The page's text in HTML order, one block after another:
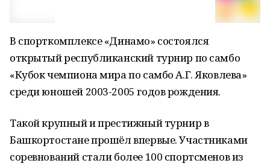
В спорткомплексе «Динамо» состоялся
открытый республиканский турнир по самбо
«Кубок чемпиона мира по самбо А.Г. Яковлева»
среди юношей 2003-2005 годов рождения.
Такой крупный и престижный турнир в
Башкортостане прошёл впервые. Участниками
соревнований стали более 100 спортсменов из